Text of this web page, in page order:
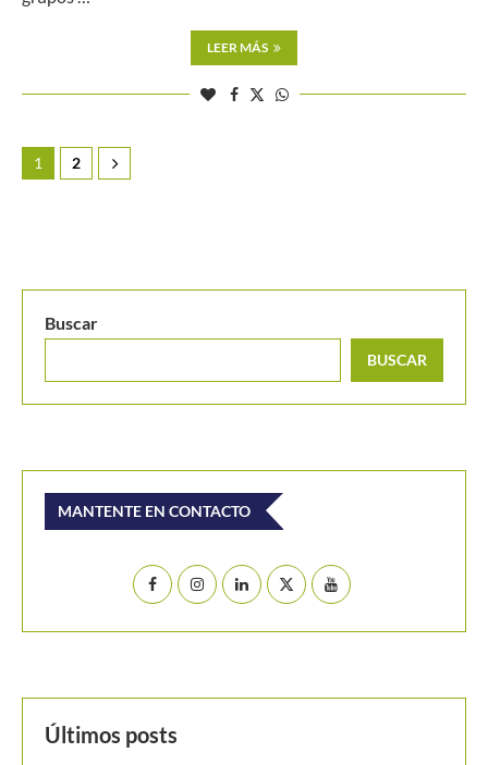
LEER MÁS
1 2
Buscar
BUSCAR
MANTENTE EN CONTACTO
Últimos posts